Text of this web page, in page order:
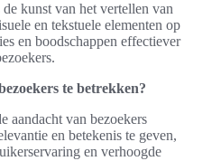
kunst van het vertellen van
en tekstuele elementen op
en boodschappen effectiever
te betrekken?
aandacht van bezoekers
en betekenis te geven,
en verhoogde